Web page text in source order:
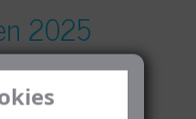
2025